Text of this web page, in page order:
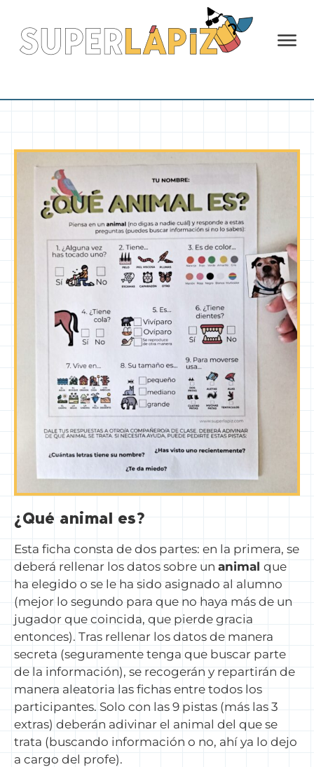
¿Qué animal es?
Esta ficha consta de dos partes: en la primera, se
deberá rellenar los datos sobre un animal que
ha elegido o se le ha sido asignado al alumno
(mejor lo segundo para que no haya más de un
jugador que coincida, que pierde gracia
entonces). Tras rellenar los datos de manera
secreta (seguramente tenga que buscar parte
de la información), se recogerán y repartirán de
manera aleatoria las fichas entre todos los
participantes. Solo con las 9 pistas (más las 3
extras) deberán adivinar el animal del que se
trata (buscando información o no, ahí ya lo dejo
a cargo del profe).